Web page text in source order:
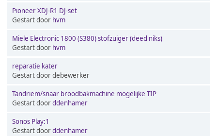
Pioneer XDJ-R1 DJ-set
Gestart door hvm
Miele Electronic 1800 (S380) stofzuiger (deed niks)
Gestart door hvm
reparatie kater
Gestart door debewerker
Tandriem/snaar broodbakmachine mogelijke TIP
Gestart doorddenhamer
Sonos Play:1
Gestart doorddenhamer